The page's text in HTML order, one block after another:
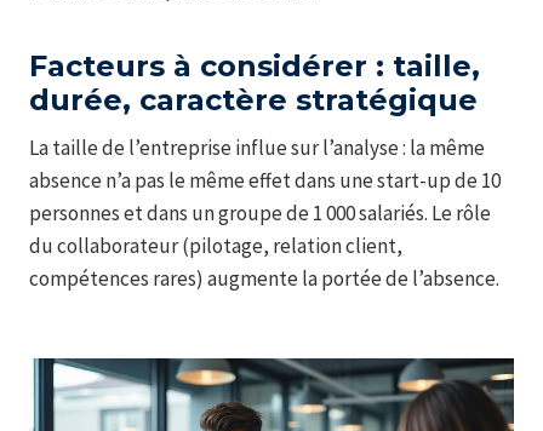
Facteurs à considérer : taille,
durée, caractère stratégique
La taille de l’entreprise influe sur l’analyse : la même
absence n’a pas le même effet dans une start-up de 10
personnes et dans un groupe de 1 000 salariés. Le rôle
du collaborateur (pilotage, relation client,
compétences rares) augmente la portée de l’absence.